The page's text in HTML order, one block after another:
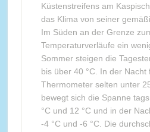
Küstenstreifens am
das Klima von seiner
Im Süden an der Grenze
Temperaturverläufe ein
Sommer steigen die
bis über 40 °C. In der Nacht
Thermometer selten unter
bewegt sich die Spanne
°C und 12 °C und in der
-4 °C und -6 °C. Die